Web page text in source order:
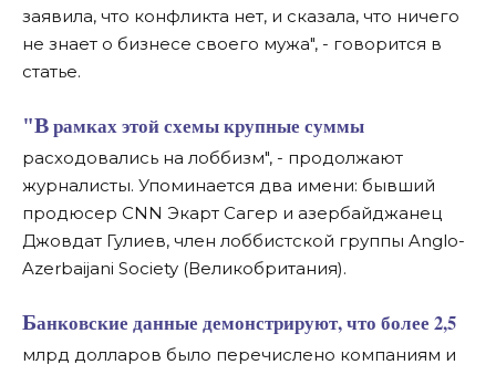
заявила, что конфликта нет, и сказала, что ничего
не знает о бизнесе своего мужа", - говорится в
статье.
"В рамках этой схемы крупные суммы
расходовались на лоббизм", - продолжают
журналисты. Упоминается два имени: бывший
продюсер CNN Экарт Сагер и азербайджанец
Джовдат Гулиев, член лоббистской группы Anglo-
Azerbaijani Society (Великобритания).
Банковские данные демонстрируют, что более 2,5
млрд долларов было перечислено компаниям и